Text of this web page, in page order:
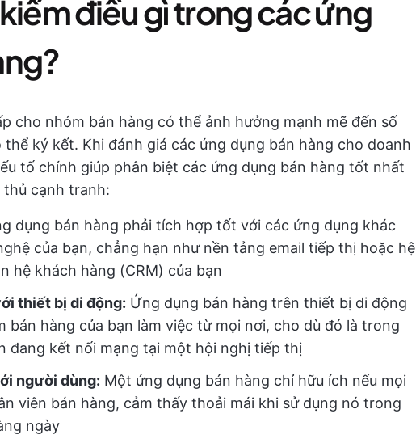
điều gì trong các ứng
cho nhóm bán hàng có thể ảnh hưởng mạnh mẽ đến số
ký kết. Khi đánh giá các ứng dụng bán hàng cho doanh
tố chính giúp phân biệt các ứng dụng bán hàng tốt nhất
thủ cạnh tranh:
dụng bán hàng phải tích hợp tốt với các ứng dụng khác
của bạn, chẳng hạn như nền tảng email tiếp thị hoặc hệ
hệ khách hàng (CRM) của bạn
thiết bị di động: Ứng dụng bán hàng trên thiết bị di động
bán hàng của bạn làm việc từ mọi nơi, cho dù đó là trong
đang kết nối mạng tại một hội nghị tiếp thị
người dùng: Một ứng dụng bán hàng chỉ hữu ích nếu mọi
viên bán hàng, cảm thấy thoải mái khi sử dụng nó trong
ngày